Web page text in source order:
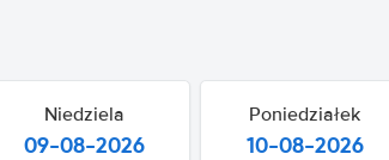
Niedziela
09-08-2026
Poniedziałek
10-08-2026